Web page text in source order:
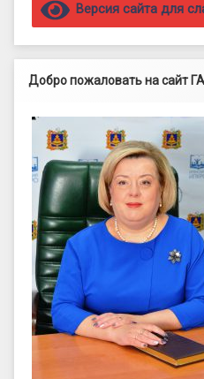
Версия сайта для
Добро пожаловать на сайт